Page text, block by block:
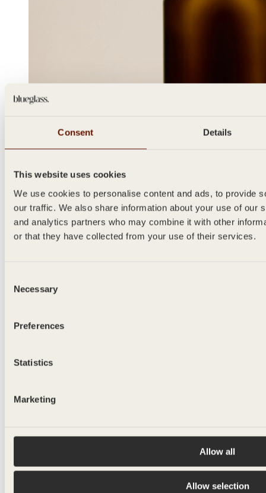
Consent Details
This website uses cookies
We use cookies to personalise content and ads, to provide
our traffic. We also share information about your use of our
and analytics partners who may combine it with other
or that they have collected from your use of their services.
Selection
Necessary
Preferences
Statistics
Marketing
Allow all
Allow selection
500ml